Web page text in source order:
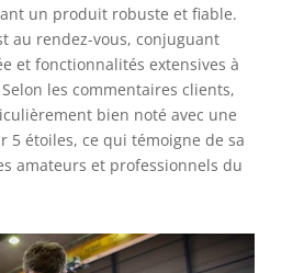
un produit robuste et fiable.
au rendez-vous, conjuguant
et fonctionnalités extensives à
les commentaires clients,
bien noté avec une
5 étoiles, ce qui témoigne de sa
amateurs et professionnels du